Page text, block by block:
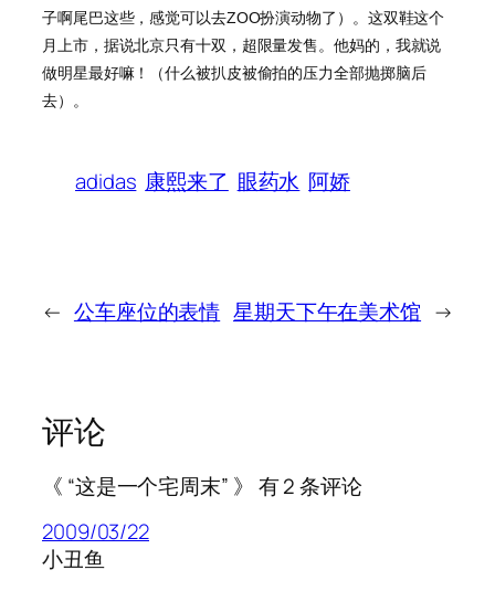
子啊尾巴这些，感觉可以去ZOO扮演动物了）。这双鞋这个
月上市，据说北京只有十双，超限量发售。他妈的，我就说
做明星最好嘛！（什么被扒皮被偷拍的压力全部抛掷脑后
去）。
adidas 康熙来了 眼药水 阿娇
← 公车座位的表情 星期天下午在美术馆 →
评论
《 “这是一个宅周末” 》 有 2 条评论
2009/03/22
小丑鱼